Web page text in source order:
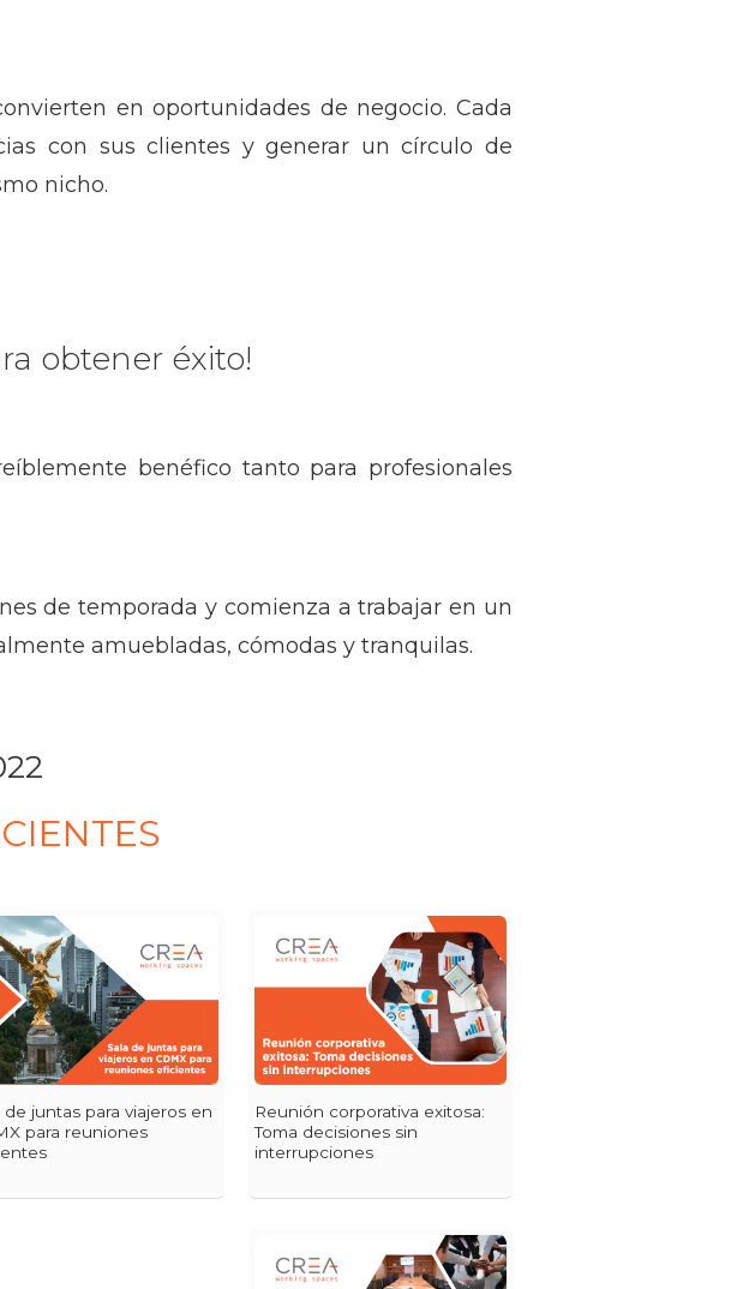
en oportunidades de negocio. Cada
con sus clientes y generar un círculo de
nicho.
obtener éxito!
benéfico tanto para profesionales
de temporada y comienza a trabajar en un
amuebladas, cómodas y tranquilas.
de juntas para viajeros en
para reuniones
Reunión corporativa exitosa:
Toma decisiones sin
interrupciones